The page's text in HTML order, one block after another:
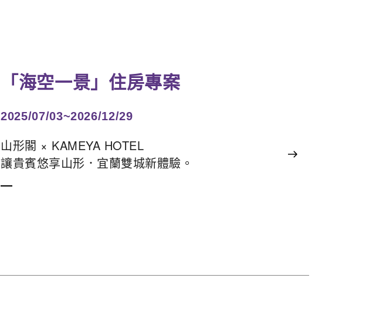
「海空一景」住房專案
2025/07/03~2026/12/29
山形閣 × KAMEYA HOTEL
讓貴賓悠享山形．宜蘭雙城新體驗。